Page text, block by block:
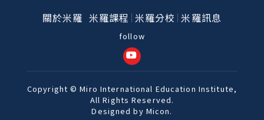
關於米羅 米羅課程 米羅分校 米羅訊息
Copyright © Miro International Education Institute,
All Rights Reserved.
Designed by Micon.